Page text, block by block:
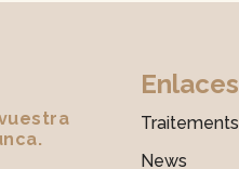
Enlaces
Traitements
News